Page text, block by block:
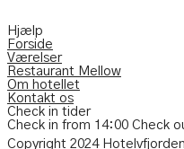
Hjælp
Forside
Værelser
Restaurant Mellow
Om hotellet
Kontakt os
Check in tider
Check in from 14:00 Check
Copyright 2024